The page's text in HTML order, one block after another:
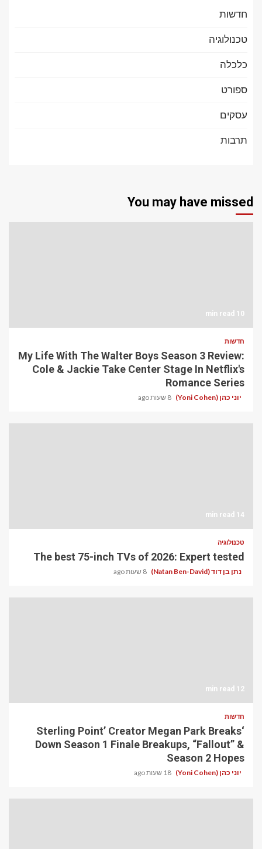
חדשות
טכנולוגיה
כלכלה
ספורט
עסקים
תרבות
You may have missed
10 min read
חדשות
My Life With The Walter Boys Season 3 Review:
Cole & Jackie Take Center Stage In Netflix's
Romance Series
יוני כהן (Yoni Cohen) 8 שעות ago
14 min read
טכנולוגיה
The best 75-inch TVs of 2026: Expert tested
נתן בן דוד (Natan Ben-David) 8 שעות ago
12 min read
חדשות
‘Sterling Point’ Creator Megan Park Breaks
Down Season 1 Finale Breakups, “Fallout” &
Season 2 Hopes
יוני כהן (Yoni Cohen) 18 שעות ago